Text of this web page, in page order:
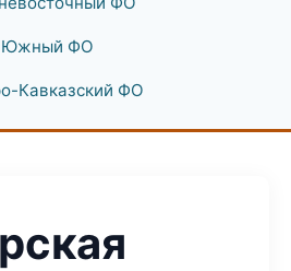
Южный ФО
Кавказский ФО